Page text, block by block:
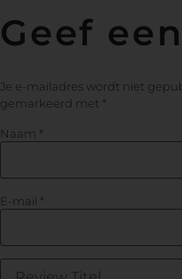
Geef
Je e-mailadres wordt niet
gemarkeerd met *
Naam *
E-mail *